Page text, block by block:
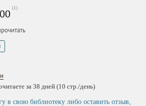
(1)
за 38 дней (10 стр./день)
в свою библиотеку либо оставить отзыв,